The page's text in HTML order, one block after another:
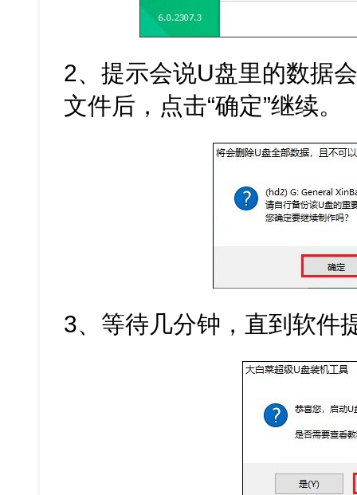
2、提示会说U盘里的数据
文件后，点击“确定”继续。
3、等待几分钟，直到软件